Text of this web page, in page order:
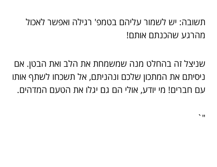
תשובה: יש לשמור עליהם בטמפ' רגילה ואפשר לאכול
מהרגע שהכנתם אותם!
שניצל זה בהחלט מנה שמשמחת את הלב ואת הבטן. אם
ניסיתם את המתכון שלכם ונהניתם, אל תשכחו לשתף אותו
עם חברים! מי יודע, אולי הם גם יגלו את הטעם המדהים.
"`